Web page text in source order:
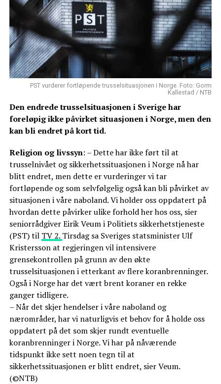
PST vurderer fortløpende trusselsituasjonen i Norge. Foto: Gorm
Kallestad / NTB
Den endrede trusselsituasjonen i Sverige har
foreløpig ikke påvirket situasjonen i Norge, men den
kan bli endret på kort tid.
Religion og livssyn: – Dette har ikke ført til at
trusselnivået og sikkerhetssituasjonen i Norge nå har
blitt endret, men dette er vurderinger vi tar
fortløpende og som selvfølgelig også kan bli påvirket av
situasjonen i våre naboland. Vi holder oss oppdatert på
hvordan dette påvirker ulike forhold her hos oss, sier
seniorrådgiver Eirik Veum i Politiets sikkerhetstjeneste
(PST) til TV 2. Tirsdag sa Sveriges statsminister Ulf
Kristersson at regjeringen vil intensivere
grensekontrollen på grunn av den økte
trusselsituasjonen i etterkant av flere koranbrenninger.
Også i Norge har det vært brent koraner en rekke
ganger tidligere.
– Når det skjer hendelser i våre naboland og
nærområder, har vi naturligvis et behov for å holde oss
oppdatert på det som skjer rundt eventuelle
koranbrenninger i Norge. Vi har på nåværende
tidspunkt ikke sett noen tegn til at
sikkerhetssituasjonen er blitt endret, sier Veum.
(©NTB)